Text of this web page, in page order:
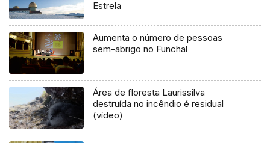
Estrela
Aumenta o número de pessoas
sem-abrigo no Funchal
Área de floresta Laurissilva
destruída no incêndio é residual
(vídeo)